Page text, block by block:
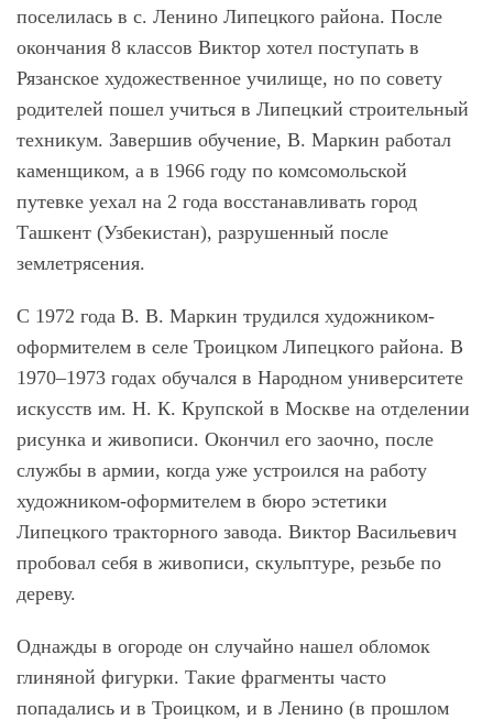
поселилась в с. Ленино Липецкого района. После
окончания 8 классов Виктор хотел поступать в
Рязанское художественное училище, но по совету
родителей пошел учиться в Липецкий строительный
техникум. Завершив обучение, В. Маркин работал
каменщиком, а в 1966 году по комсомольской
путевке уехал на 2 года восстанавливать город
Ташкент (Узбекистан), разрушенный после
землетрясения.
С 1972 года В. В. Маркин трудился художником-
оформителем в селе Троицком Липецкого района. В
1970–1973 годах обучался в Народном университете
искусств им. Н. К. Крупской в Москве на отделении
рисунка и живописи. Окончил его заочно, после
службы в армии, когда уже устроился на работу
художником-оформителем в бюро эстетики
Липецкого тракторного завода. Виктор Васильевич
пробовал себя в живописи, скульптуре, резьбе по
дереву.
Однажды в огороде он случайно нашел обломок
глиняной фигурки. Такие фрагменты часто
попадались и в Троицком, и в Ленино (в прошлом